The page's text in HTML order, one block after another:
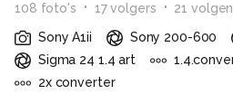
108 foto's 17volgers 21
Sony A1ii
Sony 200-600
Sigma 24 1.4 art
2x converter